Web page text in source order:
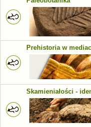
Prehistoria w
Skamieniałości -